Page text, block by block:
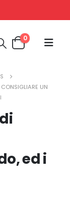
0
UN
ed i